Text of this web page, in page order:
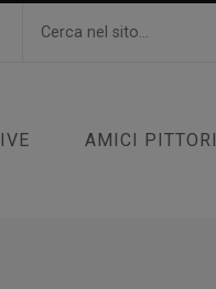
AMICI PITTORI